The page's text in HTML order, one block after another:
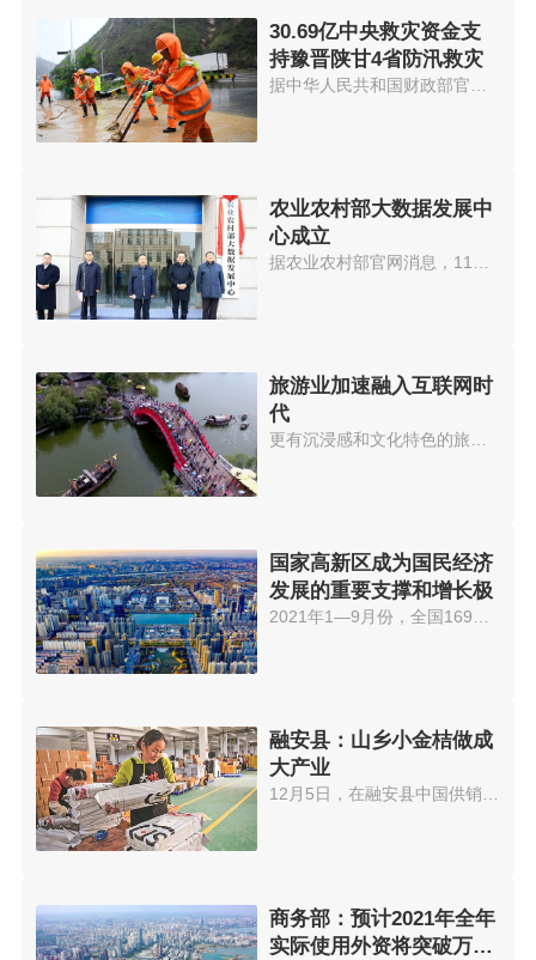
30.69亿中央救灾资金支
持豫晋陕甘4省防汛救灾
农业农村部大数据发展中
心成立
旅游业加速融入互联网时
代
国家高新区成为国民经济
发展的重要支撑和增长极
2021年1—9月份，全国169家国家...
融安县：山乡小金桔做成
大产业
12月5日，在融安县中国供销·桂...
商务部：预计2021年全年
实际使用外资将突破万亿